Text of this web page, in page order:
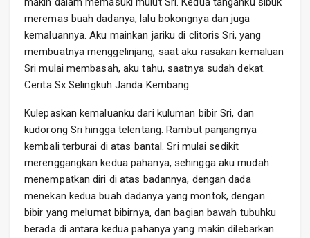
meremas buah dadanya, lalu bokongnya dan juga
kemaluannya. Aku mainkan jariku di clitoris Sri, yang
membuatnya menggelinjang, saat aku rasakan kemaluan
Sri mulai membasah, aku tahu, saatnya sudah dekat.
Cerita Sx Selingkuh Janda Kembang
Kulepaskan kemaluanku dari kuluman bibir Sri, dan
kudorong Sri hingga telentang. Rambut panjangnya
kembali terburai di atas bantal. Sri mulai sedikit
merenggangkan kedua pahanya, sehingga aku mudah
menempatkan diri di atas badannya, dengan dada
menekan kedua buah dadanya yang montok, dengan
bibir yang melumat bibirnya, dan bagian bawah tubuhku
berada di antara kedua pahanya yang makin dilebarkan.